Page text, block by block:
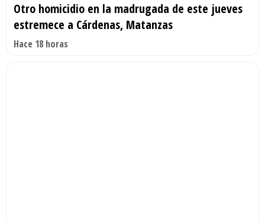
Otro homicidio en la madrugada de este jueves
estremece a Cárdenas, Matanzas
Hace 18 horas